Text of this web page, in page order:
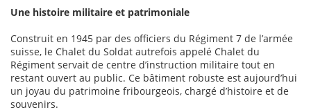
Une histoire militaire et patrimoniale
Construit en 1945 par des officiers du Régiment 7 de l’armée
suisse, le Chalet du Soldat autrefois appelé Chalet du
Régiment servait de centre d’instruction militaire tout en
restant ouvert au public. Ce bâtiment robuste est aujourd’hui
un joyau du patrimoine fribourgeois, chargé d’histoire et de
souvenirs.